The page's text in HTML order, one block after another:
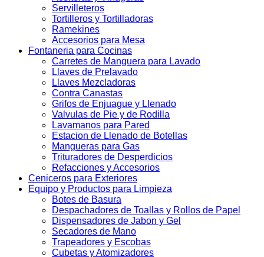
Servilleteros
Tortilleros y Tortilladoras
Ramekines
Accesorios para Mesa
Fontaneria para Cocinas
Carretes de Manguera para Lavado
Llaves de Prelavado
Llaves Mezcladoras
Contra Canastas
Grifos de Enjuague y Llenado
Valvulas de Pie y de Rodilla
Lavamanos para Pared
Estacion de Llenado de Botellas
Mangueras para Gas
Trituradores de Desperdicios
Refacciones y Accesorios
Ceniceros para Exteriores
Equipo y Productos para Limpieza
Botes de Basura
Despachadores de Toallas y Rollos de Papel
Dispensadores de Jabon y Gel
Secadores de Mano
Trapeadores y Escobas
Cubetas y Atomizadores